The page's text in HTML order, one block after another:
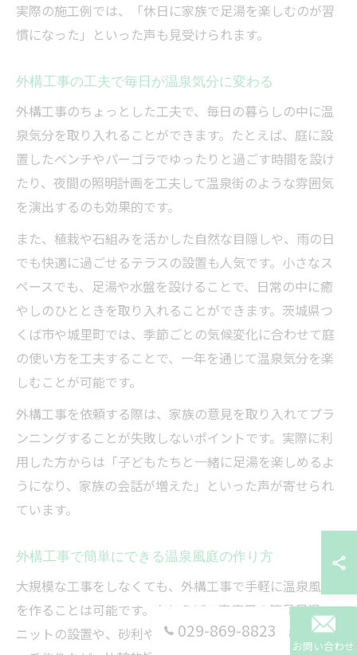
実際の施工例では、「休日に家族で足湯を楽しむのが習
慣になった」といった声も見受けられます。
外構工事の工夫で毎日が温泉気分に変わる
外構工事のちょっとした工夫で、毎日の暮らしの中に温
泉気分を取り入れることができます。たとえば、庭に設
置したベンチやパーゴラでゆったりと過ごす時間を設け
たり、夜間の照明計画を工夫して温泉街のような雰囲気
を演出するのも効果的です。
また、植栽や石組みを活かした自然な目隠しや、雨の日
でも快適に過ごせるテラスの設置も人気です。小さなス
ペースでも、足湯や水盤を設けることで、日常の中に癒
やしのひとときを取り入れることができます。茨城県つ
くば市や城里町では、季節ごとの気候変化に合わせて庭
の使い方を工夫することで、一年を通じて温泉気分を楽
しむことが可能です。
外構工事を依頼する際は、家族の意見を取り入れてプラ
ンニングすることが失敗しないポイントです。実際に利
用した方からは「子どもたちと一緒に足湯を楽しめるよ
うになり、家族の会話が増えた」といった声が寄せられ
ています。
外構工事で簡単にできる温泉風庭の作り方
大規模な工事をしなくても、外構工事で手軽に温泉風庭
を作ることは可能です。たとえば、家庭用の簡易足湯ユ
ニットの設置や、砂利や飛び石を活用した和風のアプロ
029-869-8823
お問い合わせ